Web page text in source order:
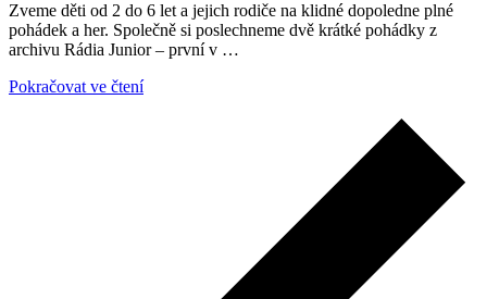
Zveme děti od 2 do 6 let a jejich rodiče na klidné dopoledne plné
pohádek a her. Společně si poslechneme dvě krátké pohádky z
archivu Rádia Junior – první v …
Pokračovat ve čtení